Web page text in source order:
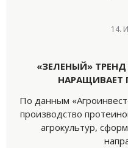
14.
«ЗЕЛЕНЫЙ»
НАРАЩИВАЕТ
По данным
производство
агрокультур,